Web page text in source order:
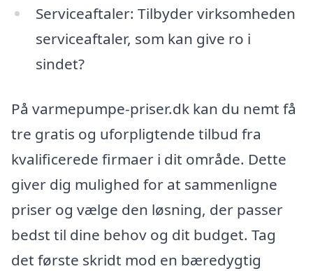
Serviceaftaler: Tilbyder virksomheden
serviceaftaler, som kan give ro i
sindet?
På varmepumpe-priser.dk kan du nemt få
tre gratis og uforpligtende tilbud fra
kvalificerede firmaer i dit område. Dette
giver dig mulighed for at sammenligne
priser og vælge den løsning, der passer
bedst til dine behov og dit budget. Tag
det første skridt mod en bæredygtig